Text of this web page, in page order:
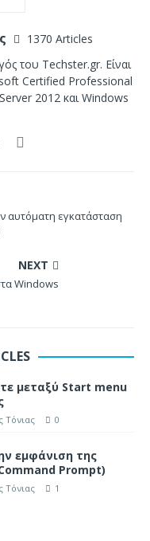
1370 Articles
του Techster.gr. Είναι
Certified Professional
2012 και Windows
αυτόματη εγκατάσταση
NEXT
Windows
μεταξύ Start menu
Τόνιας 0
εμφάνιση της
Prompt)
Τόνιας 1